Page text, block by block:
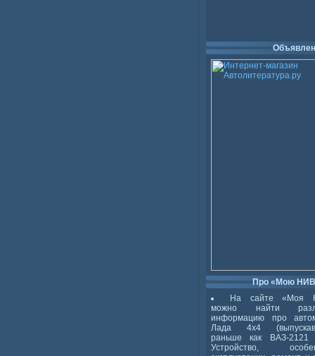
Про «Мою
На сайте «Моя
можно найти
информацию про
Лада 4x4
раньше как ВАЗ-2121
Устройство,